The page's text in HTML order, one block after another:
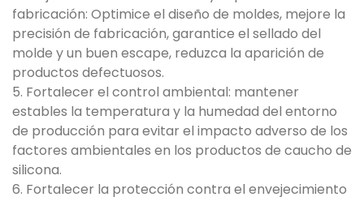
fabricación: Optimice el diseño de moldes, mejore la
precisión de fabricación, garantice el sellado del
molde y un buen escape, reduzca la aparición de
productos defectuosos.
5. Fortalecer el control ambiental: mantener
estables la temperatura y la humedad del entorno
de producción para evitar el impacto adverso de los
factores ambientales en los productos de caucho de
silicona.
6. Fortalecer la protección contra el envejecimiento